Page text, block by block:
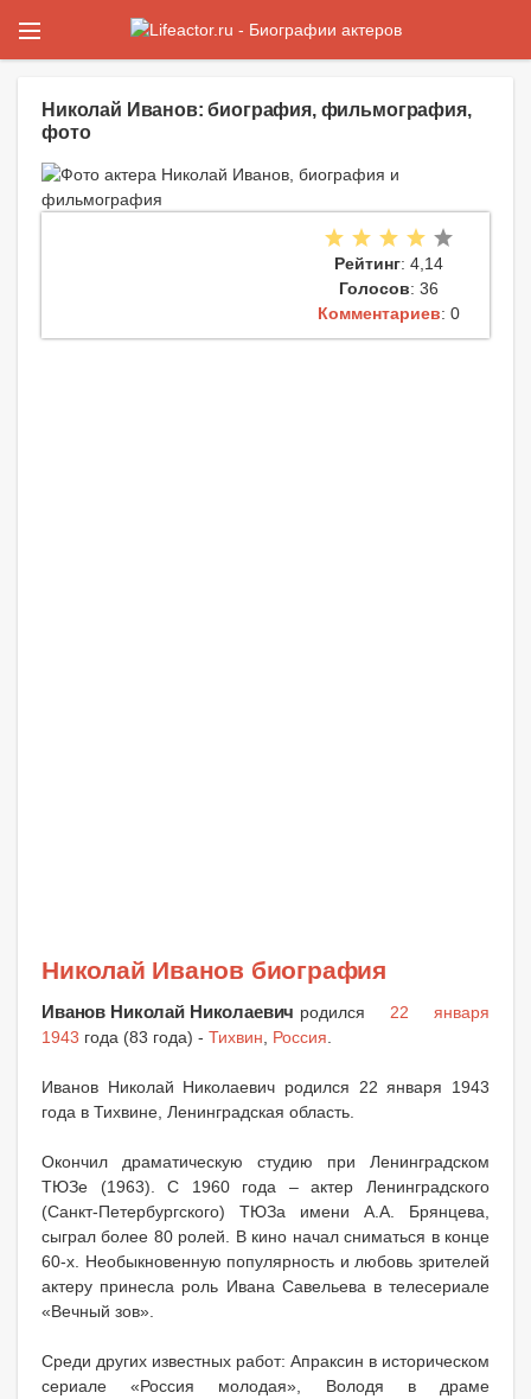
Николай Иванов: биография, фильмография,
фото
Рейтинг: 4,14
Голосов: 36
Комментариев: 0
Николай Иванов биография
Иванов Николай Николаевич родился 22 января
1943 года (83 года) - Тихвин Россия
Иванов Николай Николаевич родился 22 января 1943
года в Тихвине, Ленинградская область.
Окончил драматическую студию при Ленинградском
ТЮЗе (1963). С 1960 года – актер Ленинградского
(Санкт-Петербургского) ТЮЗа имени А.А. Брянцева,
сыграл более 80 ролей. В кино начал сниматься в конце
60-х. Необыкновенную популярность и любовь зрителей
актеру принесла роль Ивана Савельева в телесериале
«Вечный зов».
Среди других известных работ: Апраксин в историческом
сериале «Россия молодая», Володя в драме